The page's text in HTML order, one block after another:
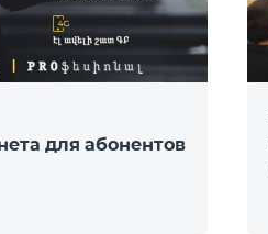
для абонентов